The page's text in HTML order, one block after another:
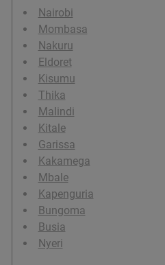
Nairobi
Mombasa
Nakuru
Eldoret
Kisumu
Thika
Malindi
Kitale
Garissa
Kakamega
Mbale
Kapenguria
Bungoma
Busia
Nyeri